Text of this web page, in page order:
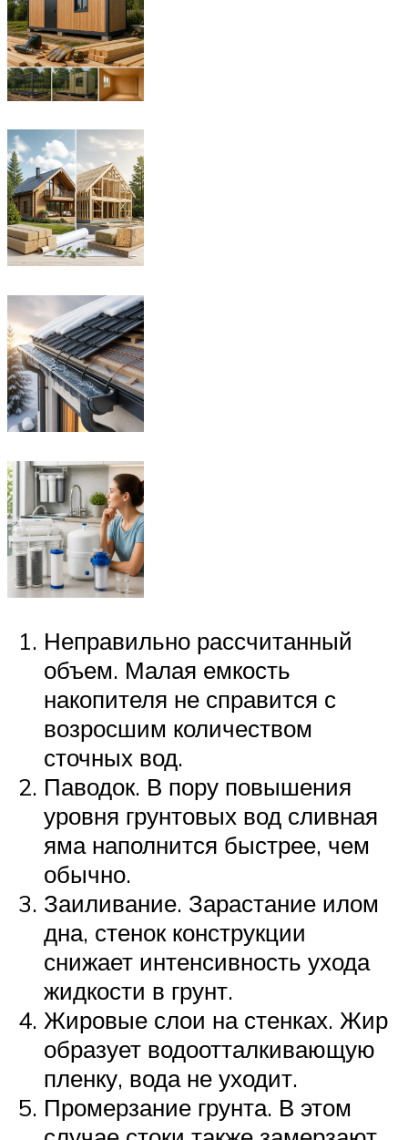
Неправильно рассчитанный
объем. Малая емкость
накопителя не справится с
возросшим количеством
сточных вод.
Паводок. В пору повышения
уровня грунтовых вод сливная
яма наполнится быстрее, чем
обычно.
Заиливание. Зарастание илом
дна, стенок конструкции
снижает интенсивность ухода
жидкости в грунт.
Жировые слои на стенках. Жир
образует водоотталкивающую
пленку, вода не уходит.
Промерзание грунта. В этом